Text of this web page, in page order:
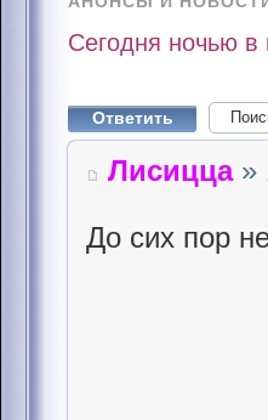
Сегодня ночью
Ответить
Лисицца»
До сих пор